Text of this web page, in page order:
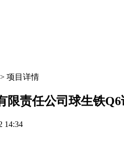
> 项目详情
限责任公司球生铁
14:34